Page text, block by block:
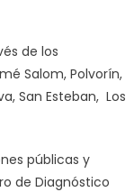
de los
Salom, Polvorín,
San Esteban, Los
públicas y
de Diagnóstico